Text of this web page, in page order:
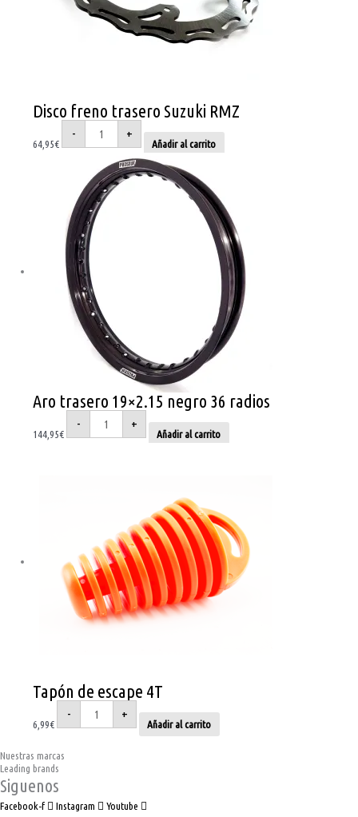
Disco freno trasero Suzuki RMZ
64,95€
- +
Añadir al carrito
Aro trasero 19×2.15 negro 36 radios
144,95€
- +
Añadir al carrito
Tapón de escape 4T
6,99€
- +
Añadir al carrito
Nuestras marcas
Leading brands
Siguenos
Facebook-f Instagram Youtube